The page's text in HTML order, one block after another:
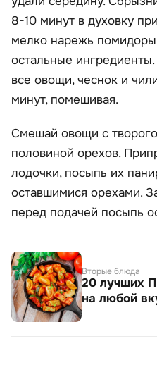
8-10 минут в духовку
мелко нарежь
остальные
все овощи, чеснок и
минут, помешивая.
Смешай овощи с
половиной орехов.
лодочки, посыпь их
оставшимися орехами.
перед подачей посыпь
Вторые блюда
20 лучших
на любой